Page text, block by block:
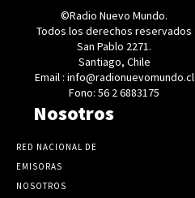
©Radio Nuevo Mundo.
Todos los derechos reservados
San Pablo 2271.
Santiago, Chile
Email : info@radionuevomundo.cl
Fono: 56 2 6883175
Nosotros
RED NACIONAL DE
EMISORAS
NOSOTROS